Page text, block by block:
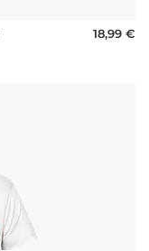
18,99 €